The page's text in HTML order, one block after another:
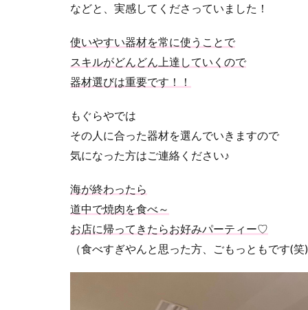
などと、実感してくださっていました！
使いやすい器材を常に使うことで
スキルがどんどん上達していくので
器材選びは重要です！！
もぐらやでは
その人に合った器材を選んでいきますので
気になった方はご連絡ください♪
海が終わったら
道中で焼肉を食べ～
お店に帰ってきたらお好みパーティー♡
（食べすぎやんと思った方、ごもっともです(笑